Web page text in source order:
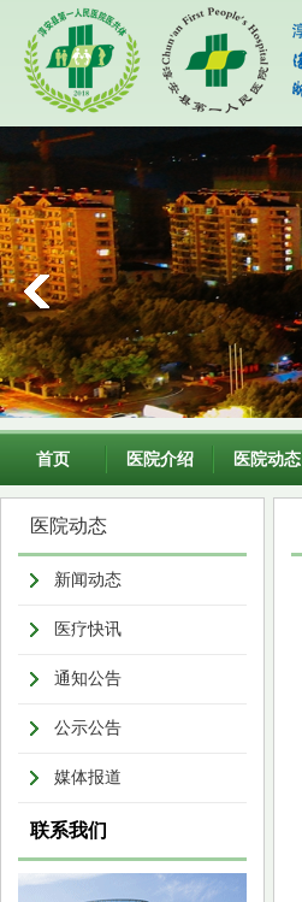
首页 医院介绍 医院动态
医院动态
新闻动态
医疗快讯
通知公告
公示公告
媒体报道
联系我们